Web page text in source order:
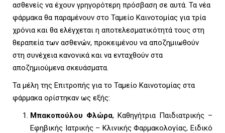
E
N
ασθενείς να έχουν γρηγορότερη πρόσβαση σε αυτά. Τα νέα
φάρμακα θα παραμένουν στο Ταμείο Καινοτομίας για τρία
χρόνια και θα ελέγχεται η αποτελεσματικότητά τους στη
θεραπεία των ασθενών, προκειμένου να αποζημιωθούν
στη συνέχεια κανονικά και να ενταχθούν στα
αποζημιούμενα σκευάσματα.
Τα μέλη της Επιτροπής για το Ταμείο Καινοτομίας στα
φάρμακα ορίστηκαν ως εξής:
Μπακοπούλου Φλώρα, Καθηγήτρια Παιδιατρικής –
Εφηβικής Ιατρικής – Κλινικής Φαρμακολογίας, Ειδικό